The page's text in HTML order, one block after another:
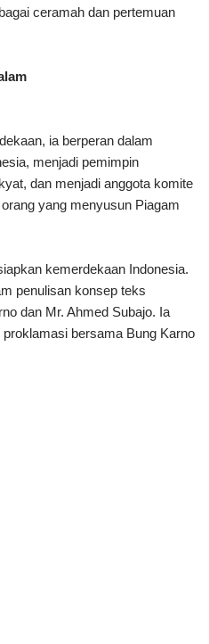
ceramah dan pertemuan
ia berperan dalam
menjadi pemimpin
dan menjadi anggota komite
yang menyusun Piagam
kemerdekaan Indonesia.
penulisan konsep teks
dan Mr. Ahmed Subajo. Ia
bersama Bung Karno